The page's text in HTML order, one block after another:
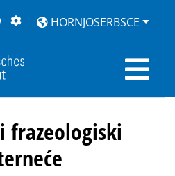
STRONU
PŘEDČITAĆ
ZWOBRAZNJENJE
HORNJOSERBSCE
frazeologiski